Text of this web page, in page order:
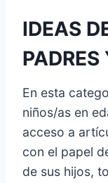
IDEAS
En esta
niños/as en
acceso a
con el papel
de sus hijos,